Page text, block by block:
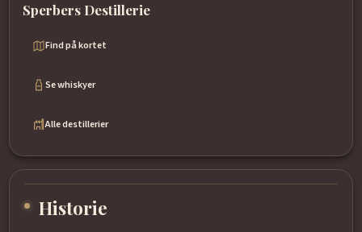
Sperbers Destillerie
Find på kortet
Se whiskyer
Alle destillerier
Historie